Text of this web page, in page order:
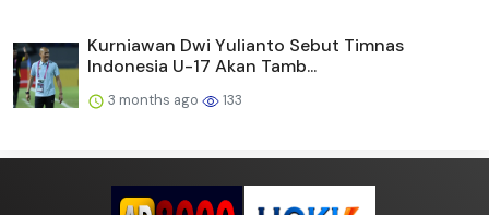
Kurniawan Dwi Yulianto Sebut Timnas
Indonesia U-17 Akan Tamb...
3 months ago 133